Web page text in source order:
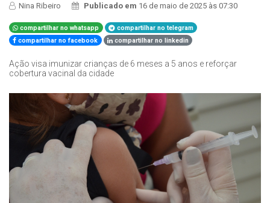
Nina Ribeiro Publicado em 16 de maio de 2025 às 07:30
compartilhar no whatsapp
compartilhar no telegram
compartilhar no facebook
compartilhar no linkedin
Ação visa imunizar crianças de 6 meses a 5 anos e reforçar
cobertura vacinal da cidade